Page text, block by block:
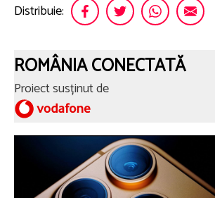
Distribuie:
ROMÂNIA CONECTATĂ
Proiect susținut de